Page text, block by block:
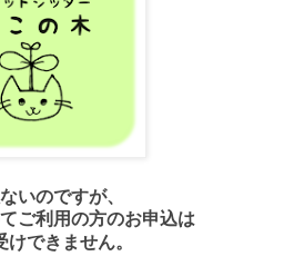
いのですが、
ご利用の方のお申込は
けできません。